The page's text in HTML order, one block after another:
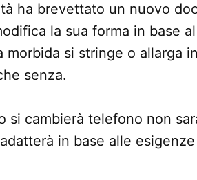
ha brevettato un nuovo
la sua forma in base
si stringe o allarga
senza.
si cambierà telefono non
in base alle esigenze